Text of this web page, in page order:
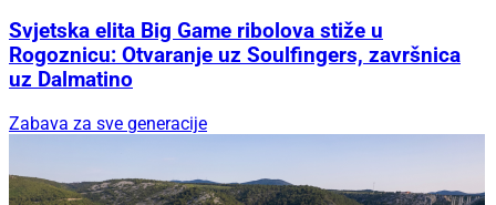
Svjetska elita Big Game ribolova stiže u
Rogoznicu: Otvaranje uz Soulfingers, završnica
uz Dalmatino
Zabava za sve generacije